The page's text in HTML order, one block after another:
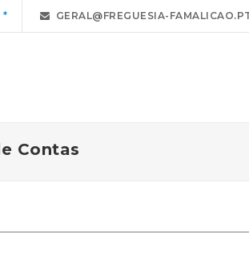
GERAL@FREGUESIA-
Contas